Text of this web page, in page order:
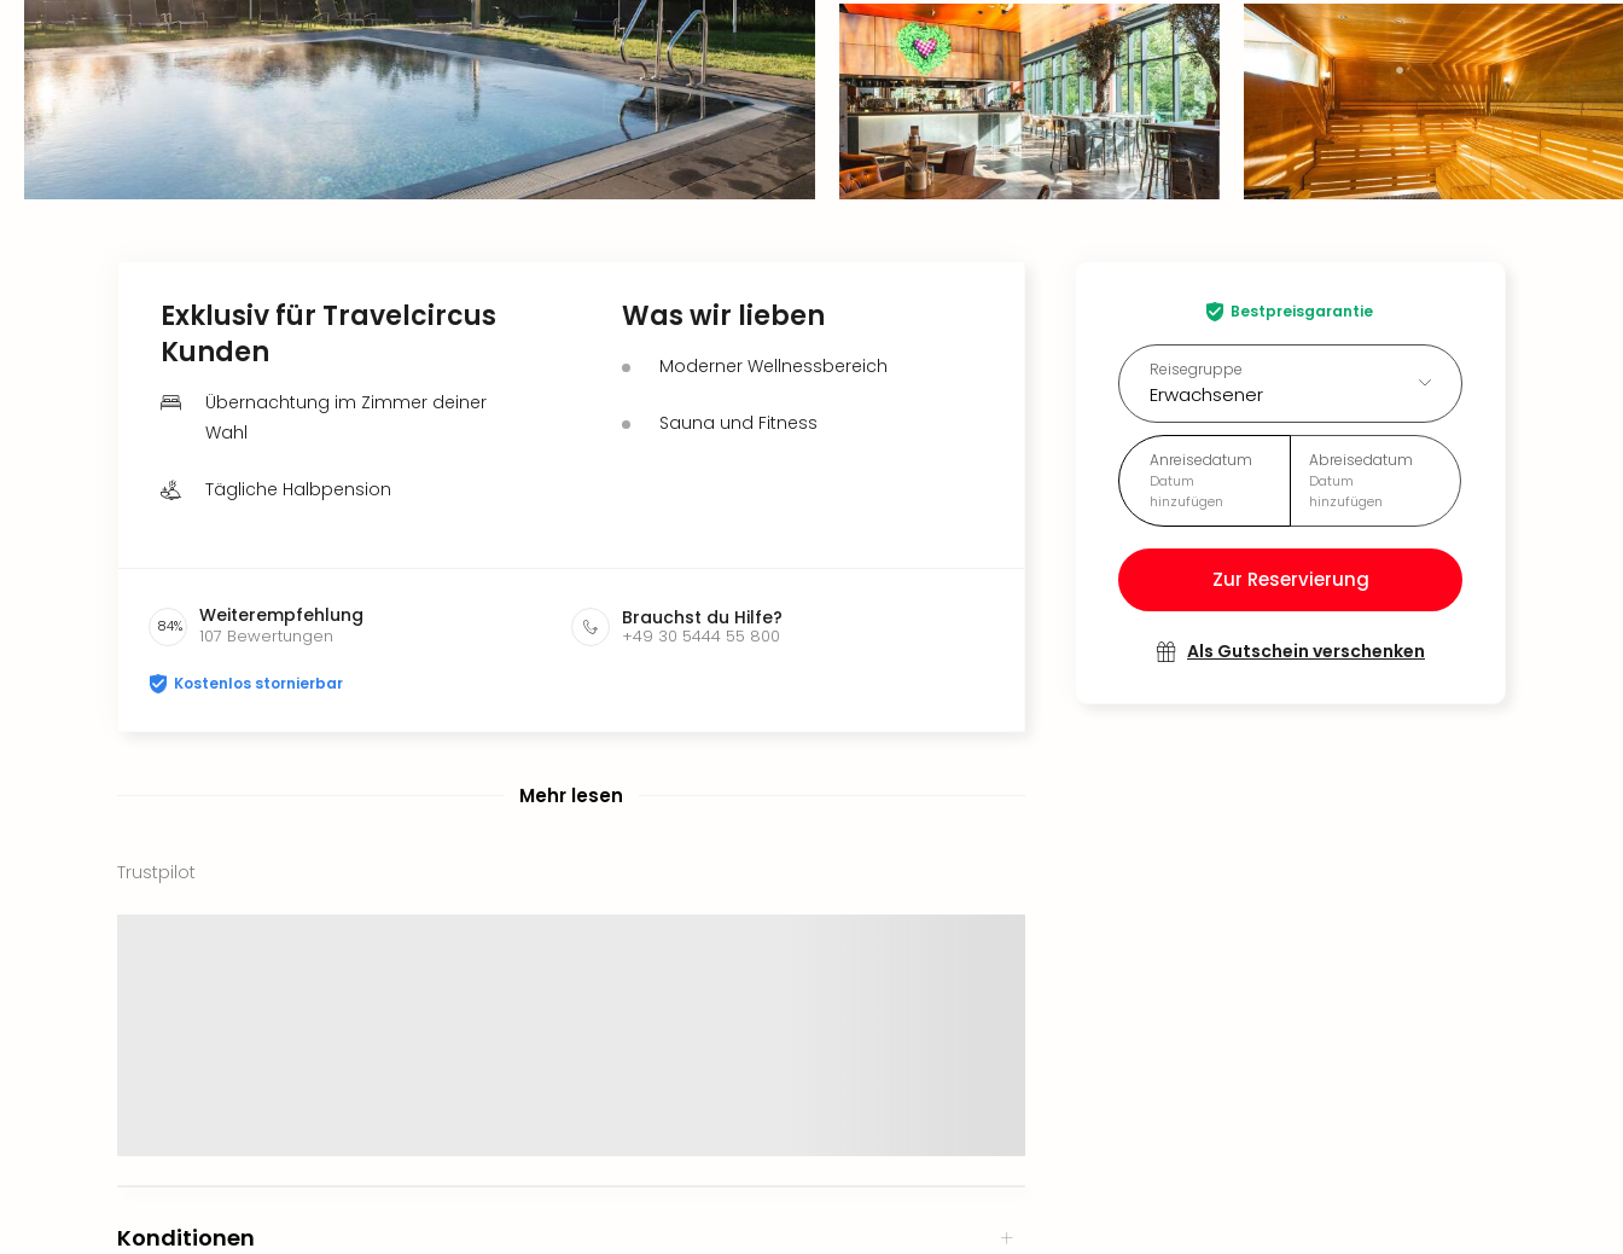
Bestpreisgarantie
Reisegruppe
Erwachsener
Anreisedatum
Datum
hinzufügen
Abreisedatum
Datum
hinzufügen
Zur Reservierung
Als Gutschein verschenken
Exklusiv für Travelcircus
Kunden
Übernachtung im Zimmer deiner
Wahl
Tägliche Halbpension
Was wir lieben
Moderner Wellnessbereich
Sauna und Fitness
84% Weiterempfehlung
107 Bewertungen
Brauchst du Hilfe?
+49 30 5444 55 800
Kostenlos stornierbar
Mehr lesen
Trustpilot
Konditionen